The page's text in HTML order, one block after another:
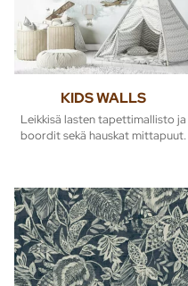
KIDS WALLS
Leikkisä lasten tapettimallisto ja
boordit sekä hauskat mittapuut.